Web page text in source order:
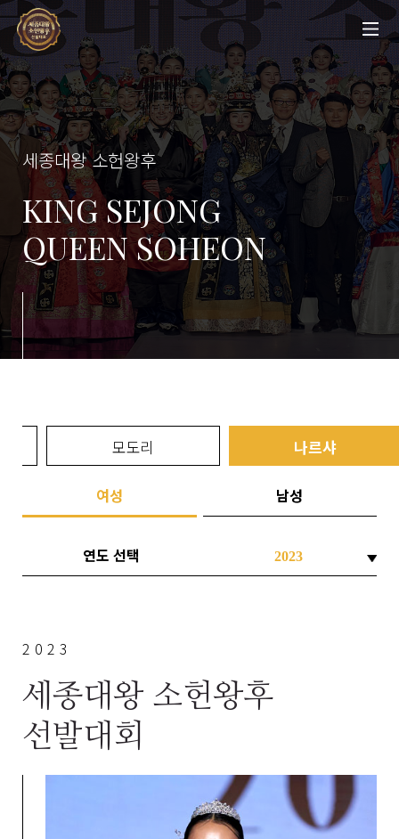
세종대왕 소헌왕후
KING SEJONG
QUEEN SOHEON
모도리 나르샤
여성 남성
연도 선택
2023
세종대왕 소헌왕후
선발대회